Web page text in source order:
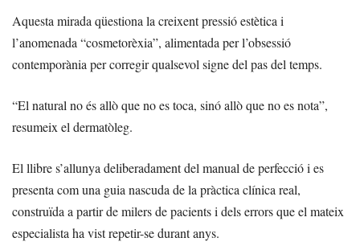
Aquesta mirada qüestiona la creixent pressió estètica i
l’anomenada “cosmetorèxia”, alimentada per l’obsessió
contemporània per corregir qualsevol signe del pas del temps.
“El natural no és allò que no es toca, sinó allò que no es nota”,
resumeix el dermatòleg.
El llibre s’allunya deliberadament del manual de perfecció i es
presenta com una guia nascuda de la pràctica clínica real,
construïda a partir de milers de pacients i dels errors que el mateix
especialista ha vist repetir-se durant anys.